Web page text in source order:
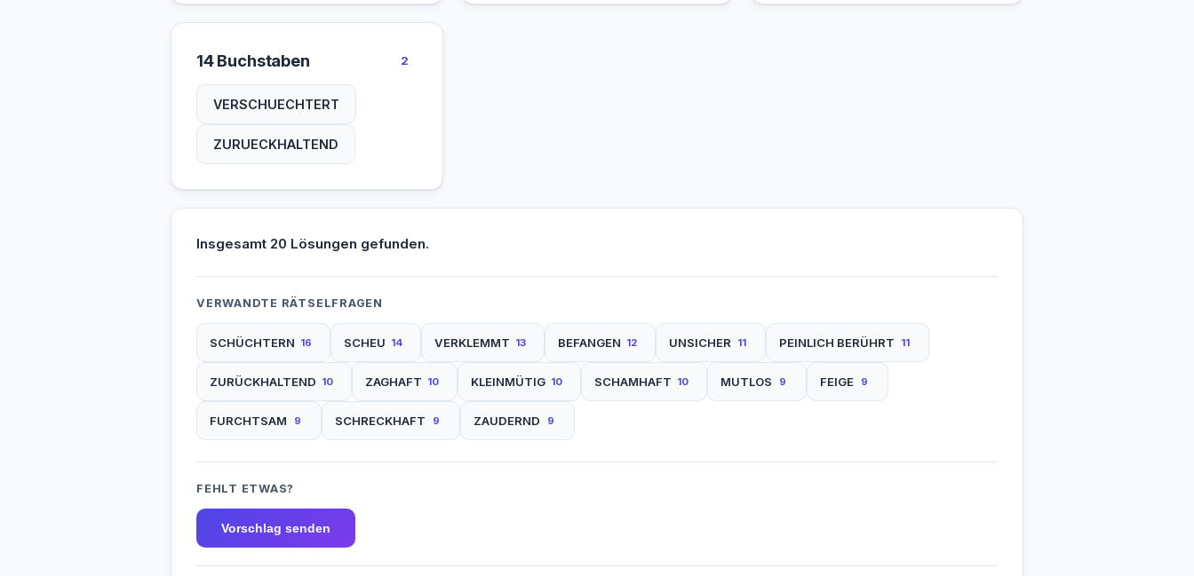
14 Buchstaben 2
VERSCHUECHTERT
ZURUECKHALTEND
Insgesamt 20 Lösungen gefunden.
VERWANDTE RÄTSELFRAGEN
SCHÜCHTERN 16 SCHEU 14 VERKLEMMT 13 BEFANGEN 12 UNSICHER 11 PEINLICH BERÜHRT 11
ZURÜCKHALTEND 10 ZAGHAFT 10 KLEINMÜTIG 10 SCHAMHAFT 10 MUTLOS 9 FEIGE 9
FURCHTSAM 9 SCHRECKHAFT 9 ZAUDERND 9
FEHLT ETWAS?
Vorschlag senden